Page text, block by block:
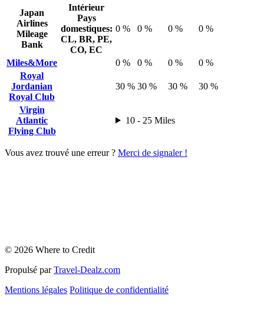
Japan
Airlines
Mileage
Bank
Intérieur
Pays
domestiques:
CL, BR, PE,
CO, EC
0 % 0 % 0 % 0 %
Miles&More 0 % 0 % 0 %
0 %
Royal
Jordanian
Royal Club
30 % 30 % 30 % 30 %
Virgin
Atlantic
Flying Club
10 - 25 Miles
Vous avez trouvé une erreur ? Merci de signaler !
© 2026 Where to Credit
Propulsé par Travel-Dealz.com
Mentions légales Politique de confidentialité